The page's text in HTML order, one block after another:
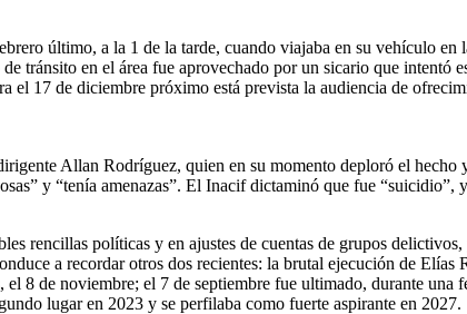
último, a la 1 de la tarde, cuando viajaba en su vehículo
tránsito en el área fue aprovechado por un sicario que intentó
17 de diciembre próximo está prevista la audiencia de
Allan Rodríguez, quien en su momento deploró el
y “tenía amenazas”. El Inacif dictaminó que fue “suicidio”,
rencillas políticas y en ajustes de cuentas de grupos
a recordar otros dos recientes: la brutal ejecución de
8 de noviembre; el 7 de septiembre fue ultimado, durante
lugar en 2023 y se perfilaba como fuerte aspirante en 2027.